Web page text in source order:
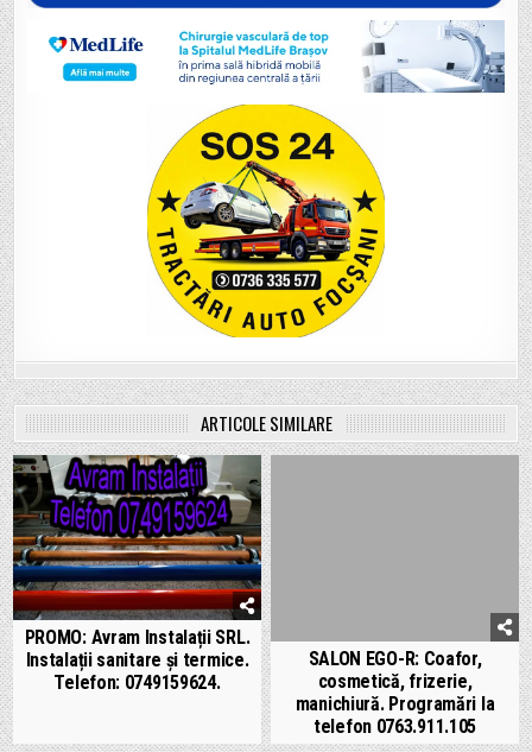
ARTICOLE SIMILARE
PROMO: Avram Instalații SRL.
Instalații sanitare și termice.
Telefon: 0749159624.
SALON EGO-R: Coafor,
cosmetică, frizerie,
manichiură. Programări la
telefon 0763.911.105